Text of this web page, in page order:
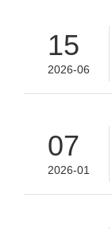
15
2026-06
07
2026-01